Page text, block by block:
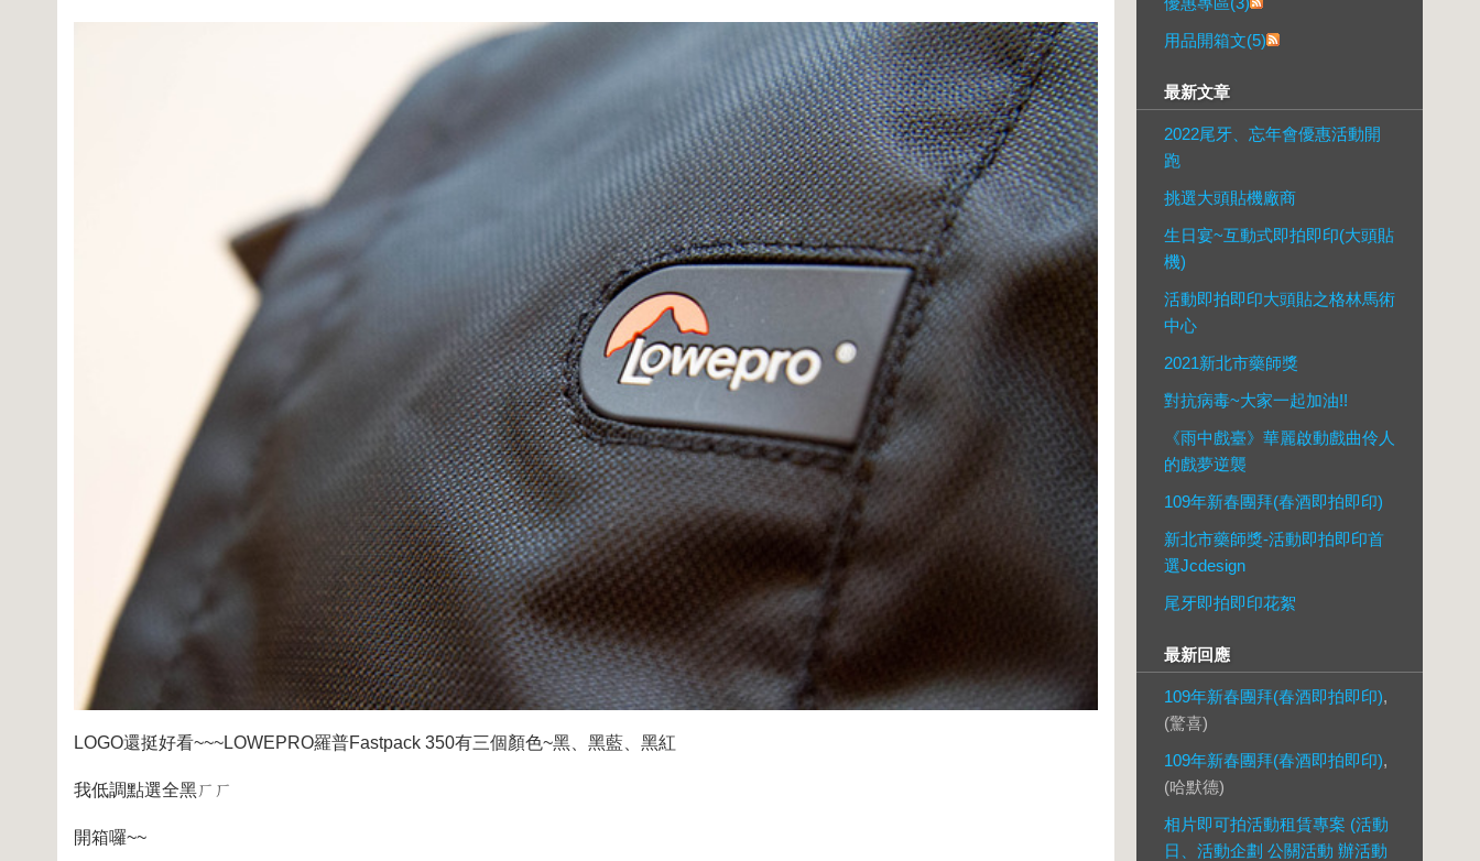
LOGO還挺好看~~~LOWEPRO羅普Fastpack 350有三個顏色~黑、黑藍、黑紅
我低調點選全黑ㄏㄏ
開箱囉~~
用品開箱文(5)
最新文章
2022尾牙、忘年會優惠活動開
跑
挑選大頭貼機廠商
生日宴~互動式即拍即印(大頭貼
機)
活動即拍即印大頭貼之格林馬術
中心
2021新北市藥師獎
對抗病毒~大家一起加油!!
《雨中戲臺》華麗啟動戲曲伶人
的戲夢逆襲
109年新春團拜(春酒即拍即印)
新北市藥師獎-活動即拍即印首
選Jcdesign
尾牙即拍即印花絮
最新回應
109年新春團拜(春酒即拍即印),
(驚喜)
109年新春團拜(春酒即拍即印),
(哈默德)
相片即可拍活動租賃專案 (活動
日、活動企劃 公關活動 辦活動